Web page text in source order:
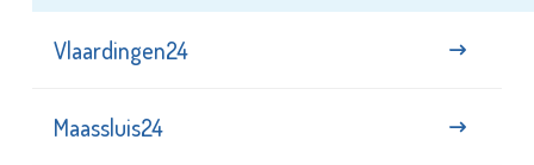
Vlaardingen24
Maassluis24